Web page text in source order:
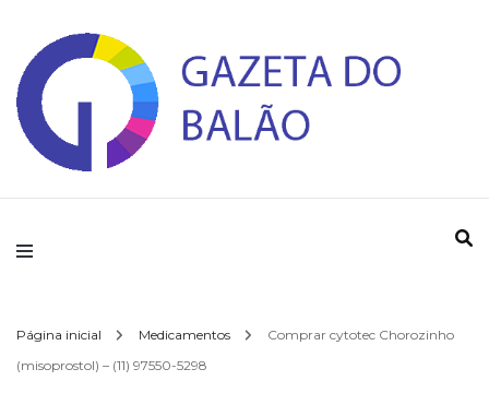
Gazeta do Balao
Página inicial Medicamentos
Comprar cytotec Chorozinho
(misoprostol) – (11) 97550-5298